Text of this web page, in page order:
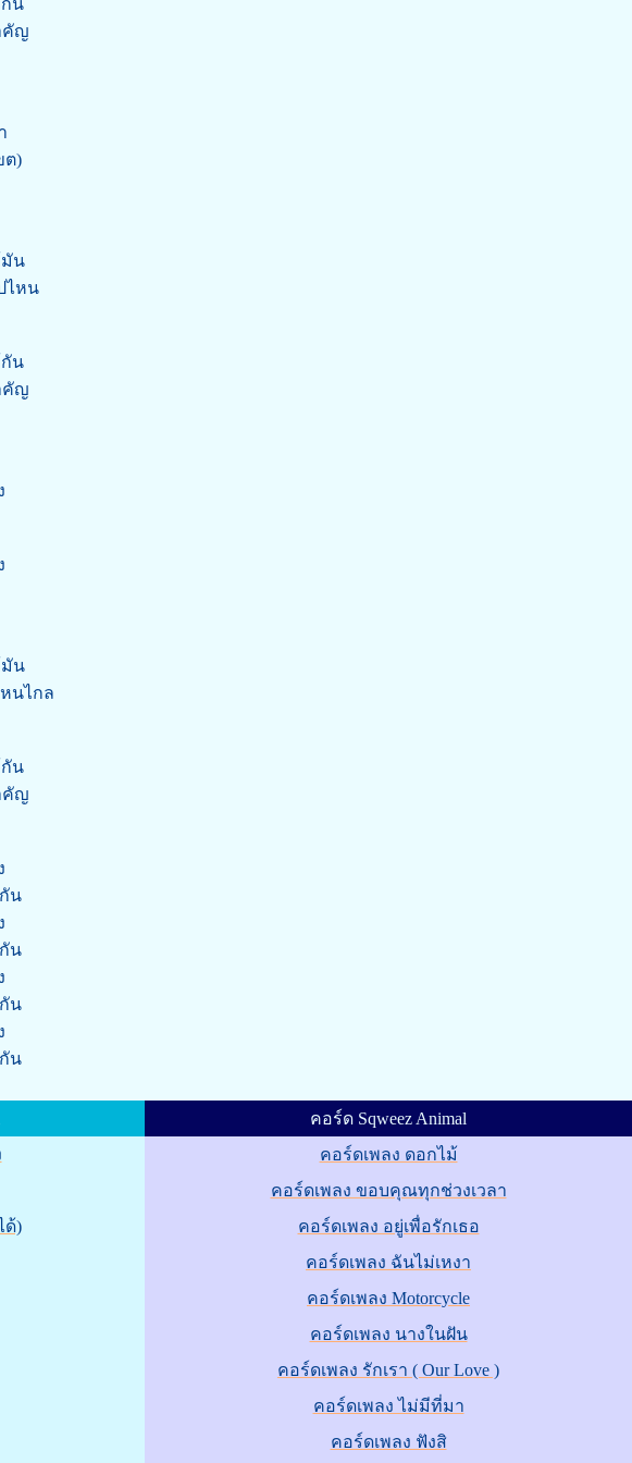
กัน
คัญ
ต)
มัน
ไหน
กัน
คัญ
มัน
นไกล
กัน
คัญ
น
น
น
น
ด้)
คอร์ด Sqweez Animal
คอร์ดเพลง ดอกไม้
คอร์ดเพลง ขอบคุณทุกช่วงเวลา
คอร์ดเพลง อยู่เพื่อรักเธอ
คอร์ดเพลง ฉันไม่เหงา
คอร์ดเพลง Motorcycle
คอร์ดเพลง นางในฝัน
คอร์ดเพลง รักเรา ( Our Love )
คอร์ดเพลง ไม่มีที่มา
คอร์ดเพลง ฟังสิ